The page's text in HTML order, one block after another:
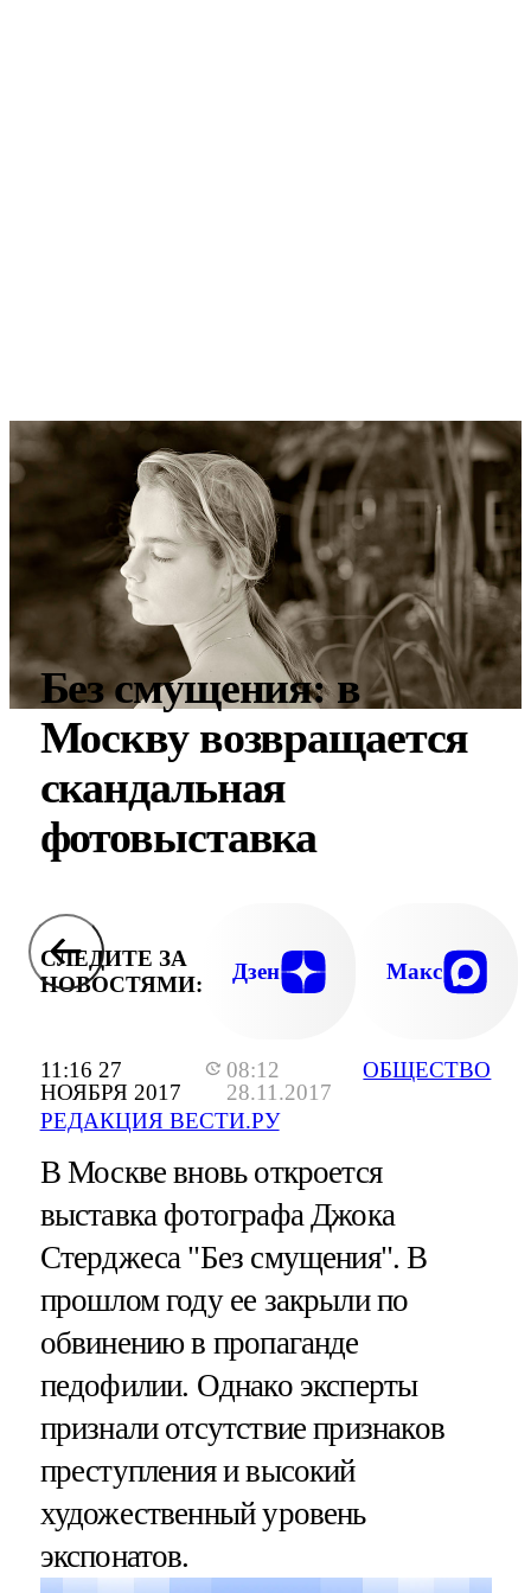
11:16 27
НОЯБРЯ 2017
08:12
28.11.2017
РЕДАКЦИЯ ВЕСТИ.РУ
ОБЩЕСТВО
Без смущения: в
Москву возвращается
скандальная
фотовыставка
СЛЕДИТЕ ЗА
НОВОСТЯМИ:
Дзен Макс
В Москве вновь откроется
выставка фотографа Джока
Стерджеса "Без смущения". В
прошлом году ее закрыли по
обвинению в пропаганде
педофилии. Однако эксперты
признали отсутствие признаков
преступления и высокий
художественный уровень
экспонатов.